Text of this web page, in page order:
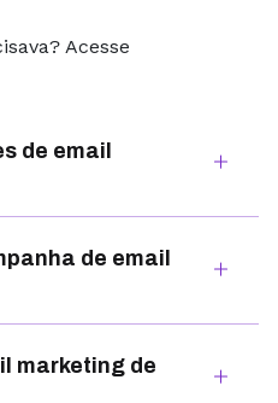
Acesse
de email
de email
marketing de